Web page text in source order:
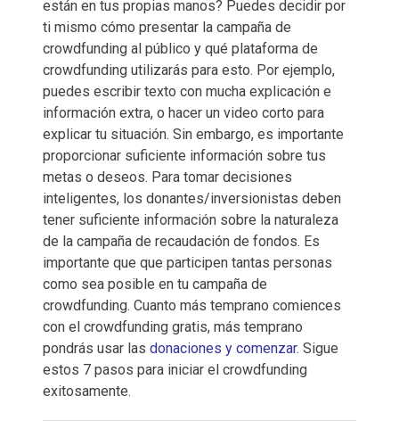
están en tus propias manos? Puedes decidir por
ti mismo cómo presentar la campaña de
crowdfunding al público y qué plataforma de
crowdfunding utilizarás para esto. Por ejemplo,
puedes escribir texto con mucha explicación e
información extra, o hacer un video corto para
explicar tu situación. Sin embargo, es importante
proporcionar suficiente información sobre tus
metas o deseos. Para tomar decisiones
inteligentes, los donantes/inversionistas deben
tener suficiente información sobre la naturaleza
de la campaña de recaudación de fondos. Es
importante que que participen tantas personas
como sea posible en tu campaña de
crowdfunding. Cuanto más temprano comiences
con el crowdfunding gratis, más temprano
pondrás usar las donaciones y comenzar. Sigue
estos 7 pasos para iniciar el crowdfunding
exitosamente.